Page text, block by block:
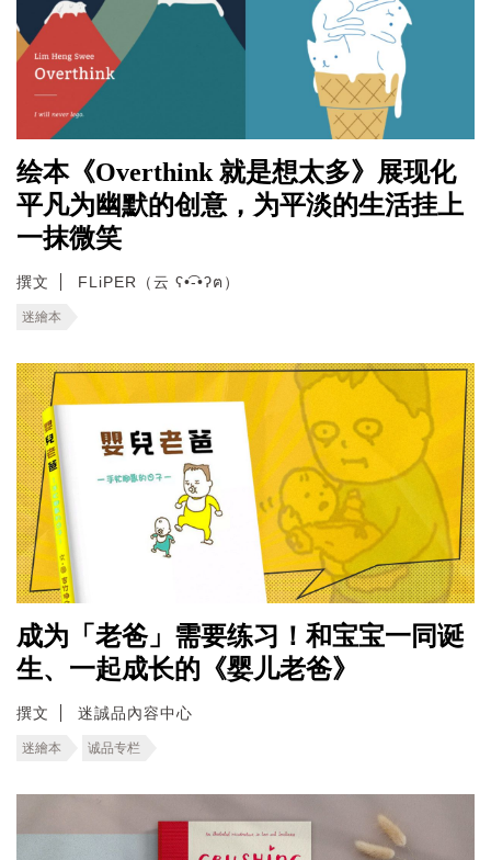
绘本《Overthink 就是想太多》展现化
平凡为幽默的创意，为平淡的生活挂上
一抹微笑
撰文 FLiPER（云 ʕ•͡-•ʔฅ）
迷繪本
成为「老爸」需要练习！和宝宝一同诞
生、一起成长的《婴儿老爸》
撰文 迷誠品內容中心
迷繪本 诚品专栏